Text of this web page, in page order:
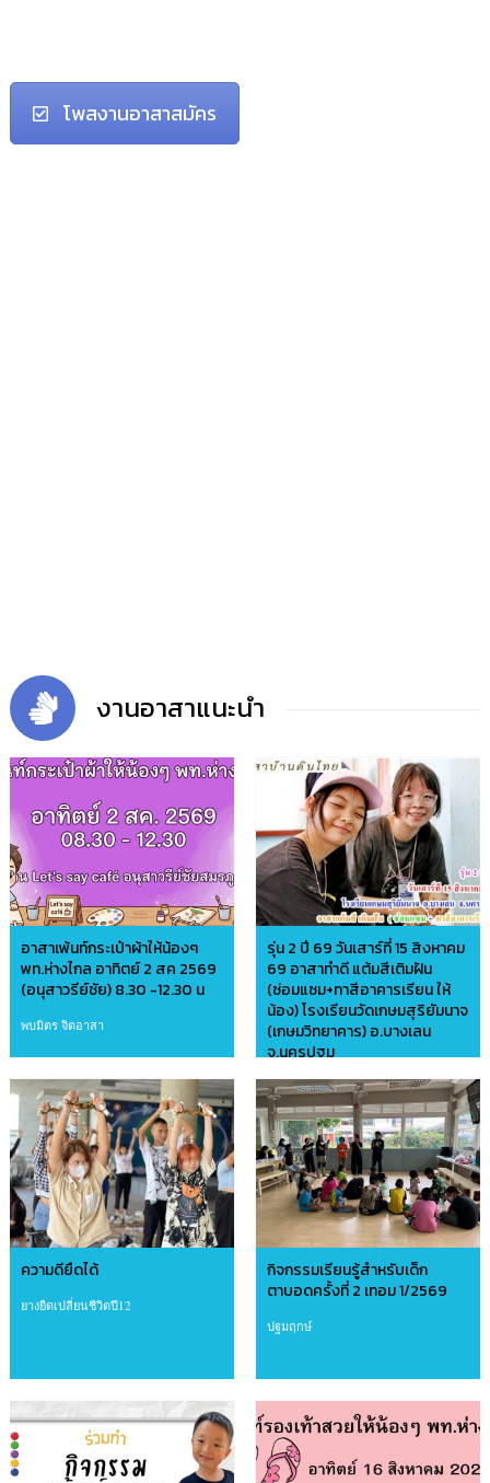
โพสงานอาสาสมัคร
งานอาสาแนะนำ
อาสาเพ้นท์กระเป๋าผ้าให้น้องๆ
พท.ห่างไกล อาทิตย์ 2 สค 2569
(อนุสาวรีย์ชัย) 8.30 -12.30 น
พบมิตร จิตอาสา
รุ่น 2 ปี 69 วันเสาร์ที่ 15 สิงหาคม
69 อาสาทำดี แต้มสีเติมฝัน
(ซ่อมแซม+ทาสีอาคารเรียน ให้
น้อง) โรงเรียนวัดเกษมสุริยัมนาจ
(เกษมวิทยาคาร) อ.บางเลน
จ.นครปฐม
อาสาบ้านดินไทย
ความดียืดได้
ยางยืดเปลี่ยนชีวิตปี12
กิจกรรมเรียนรู้สำหรับเด็ก
ตาบอดครั้งที่ 2 เทอม 1/2569
ปฐมฤกษ์